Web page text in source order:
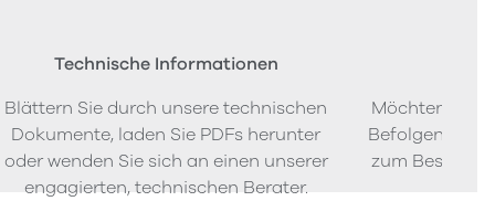
Technische Informationen
Blättern Sie durch unsere technischen
Dokumente, laden Sie PDFs herunter
oder wenden Sie sich an einen unserer
engagierten, technischen Berater.
Möchten Sie
Befolgen Sie
zum